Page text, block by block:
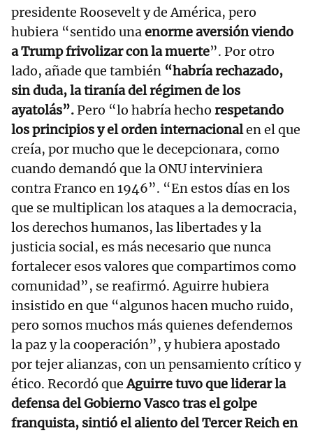
presidente Roosevelt y de América, pero
hubiera “sentido unaenorme aversión viendo
a Trump frivolizar con la muerte”. Por otro
lado, añade que también “habría rechazado,
sin duda, la tiranía del régimen de los
ayatolás”.Pero “lo habría hecho respetando
los principios y el orden internacionalen el que
creía, por mucho que le decepcionara, como
cuando demandó que la ONU interviniera
contra Franco en 1946”. “En estos días en los
que se multiplican los ataques a la democracia,
los derechos humanos, las libertades y la
justicia social, es más necesario que nunca
fortalecer esos valores que compartimos como
comunidad”, se reafirmó. Aguirre hubiera
insistido en que “algunos hacen mucho ruido,
pero somos muchos más quienes defendemos
la paz y la cooperación”, y hubiera apostado
por tejer alianzas, con un pensamiento crítico y
ético. Recordó queAguirre tuvo que liderar la
defensa del Gobierno Vasco tras el golpe
franquista, sintió el aliento del Tercer Reich en